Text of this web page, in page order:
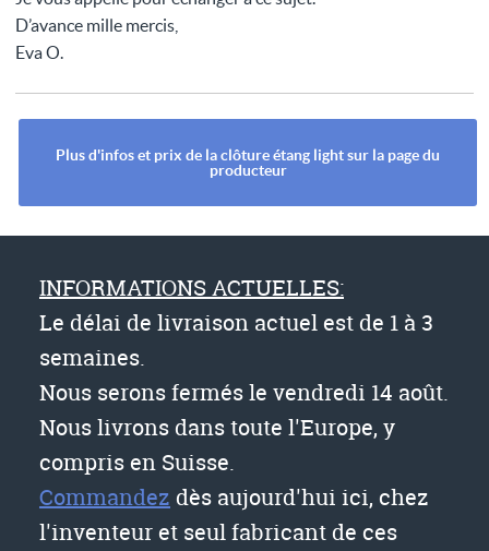
D’avance mille mercis,
Eva O.
Plus d'infos et prix de la clôture étang light sur la page du
producteur
INFORMATIONS ACTUELLES:
Le délai de livraison actuel est de 1 à 3
semaines.
Nous serons fermés le vendredi 14 août.
Nous livrons dans toute l'Europe, y
compris en Suisse.
Commandez dès aujourd'hui ici, chez
l'inventeur et seul fabricant de ces